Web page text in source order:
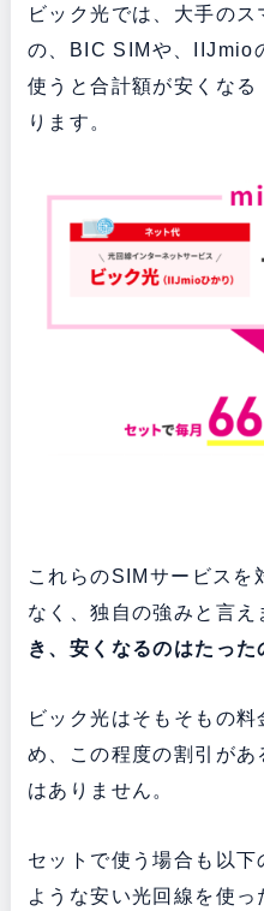
ビック光では、大手の
の、BIC SIMや、IIJmio
使うと合計額が安くな
ります。
これらのSIMサービスを
なく、独自の強みと言え
き、安くなるのはたった
ビック光はそもそもの
め、この程度の割引が
はありません。
セットで使う場合も以
ような安い光回線を使